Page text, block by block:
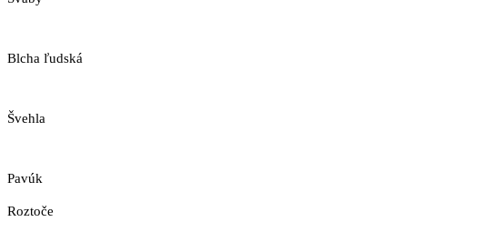
Blcha ľudská
Švehla
Pavúk
Roztoče